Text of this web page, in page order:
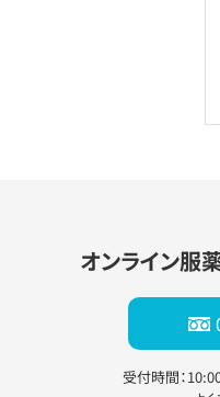
オンライン服
受付時間：